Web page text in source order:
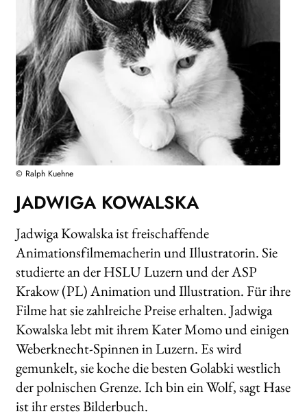
WEITERE VERLAGE
Search:
© Ralph Kuehne
JADWIGA KOWALSKA
Jadwiga Kowalska ist freischaffende
Animationsfilmemacherin und Illustratorin. Sie
studierte an der HSLU Luzern und der ASP
Krakow (PL) Animation und Illustration. Für ihre
Filme hat sie zahlreiche Preise erhalten. Jadwiga
Kowalska lebt mit ihrem Kater Momo und einigen
Weberknecht-Spinnen in Luzern. Es wird
gemunkelt, sie koche die besten Golabki westlich
der polnischen Grenze. Ich bin ein Wolf, sagt Hase
ist ihr erstes Bilderbuch.